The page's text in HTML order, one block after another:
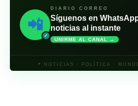
📲
✓
DIARIO CORREO
Síguenos en
noticias al instante
UNIRME AL CANAL →
📍 NOTICIAS · POLÍTICA ·